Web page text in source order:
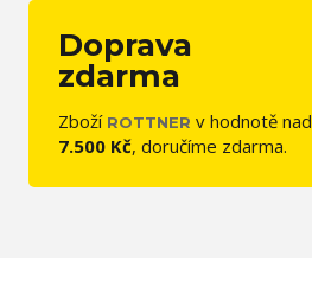
Doprava
zdarma
Zboží ROTTNER v hodnotě nad
7.500 Kč, doručíme zdarma.